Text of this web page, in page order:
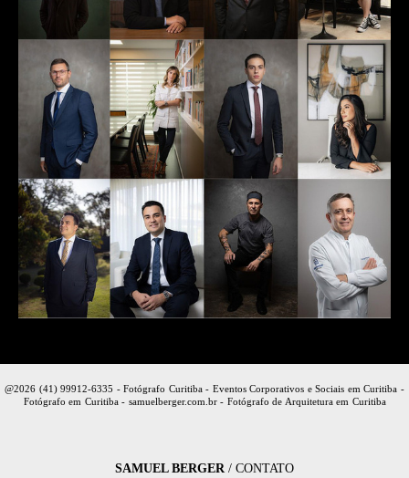
@2026 (41) 99912-6335 - Fotógrafo Curitiba - Eventos Corporativos e Sociais em Curitiba -
Fotógrafo em Curitiba - samuelberger.com.br - Fotógrafo de Arquitetura em Curitiba
SAMUEL BERGER/ CONTATO